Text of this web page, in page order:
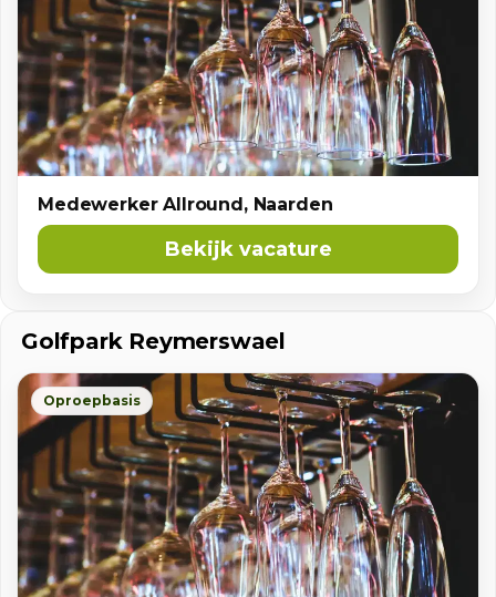
Medewerker Allround, Naarden
Bekijk vacature
Golfpark Reymerswael
Oproepbasis